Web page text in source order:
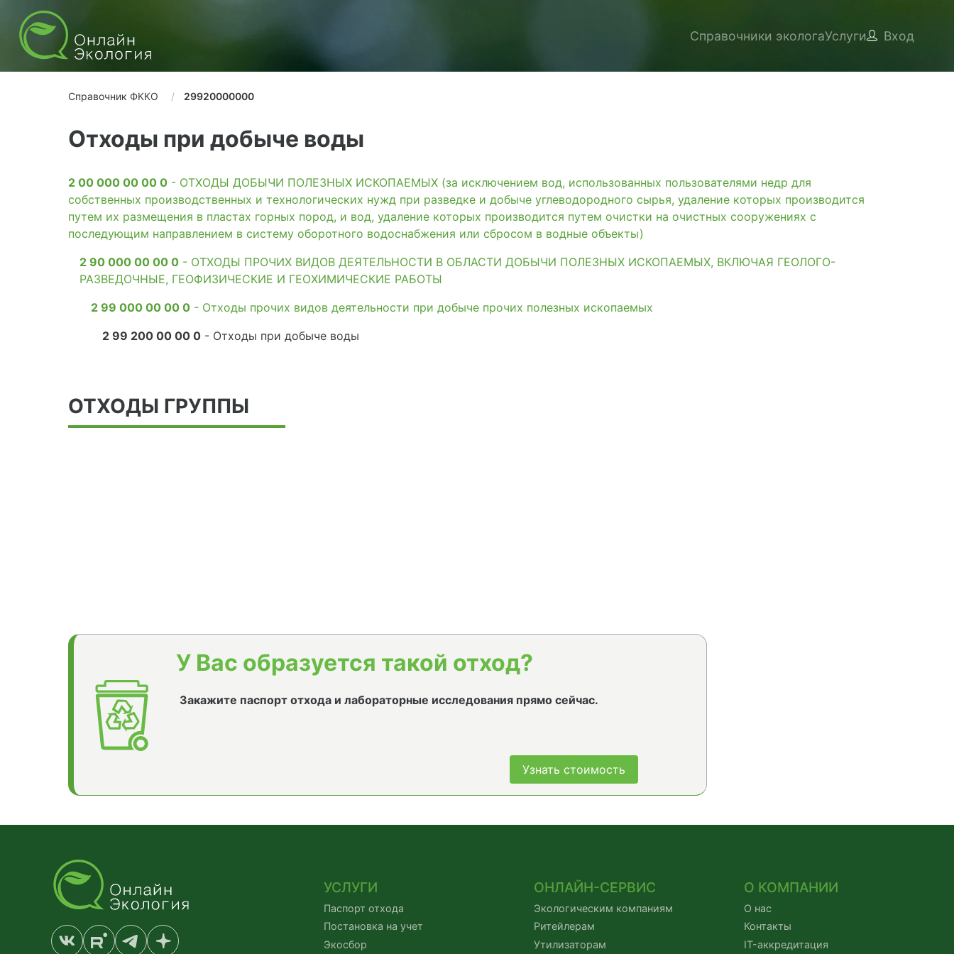
Справочники экологаУслуги Вход
Справочник ФККО 29920000000
Отходы при добыче воды
2 00 000 00 00 0 - ОТХОДЫ ДОБЫЧИ ПОЛЕЗНЫХ ИСКОПАЕМЫХ (за исключением вод, использованных пользователями недр для
собственных производственных и технологических нужд при разведке и добыче углеводородного сырья, удаление которых производится
путем их размещения в пластах горных пород, и вод, удаление которых производится путем очистки на очистных сооружениях с
последующим направлением в систему оборотного водоснабжения или сбросом в водные объекты)
2 90 000 00 00 0 - ОТХОДЫ ПРОЧИХ ВИДОВ ДЕЯТЕЛЬНОСТИ В ОБЛАСТИ ДОБЫЧИ ПОЛЕЗНЫХ ИСКОПАЕМЫХ, ВКЛЮЧАЯ ГЕОЛОГО-
РАЗВЕДОЧНЫЕ, ГЕОФИЗИЧЕСКИЕ И ГЕОХИМИЧЕСКИЕ РАБОТЫ
2 99 000 00 00 0 - Отходы прочих видов деятельности при добыче прочих полезных ископаемых
2 99 200 00 00 0 - Отходы при добыче воды
ОТХОДЫ ГРУППЫ
У Вас образуется такой отход?
Закажите паспорт отхода и лабораторные исследования прямо сейчас.
Узнать стоимость
УСЛУГИ
Паспорт отхода
Постановка на учет
Экосбор
ОНЛАЙН-СЕРВИС
Экологическим компаниям
Ритейлерам
Утилизаторам
О КОМПАНИИ
О нас
Контакты
IT-аккредитация